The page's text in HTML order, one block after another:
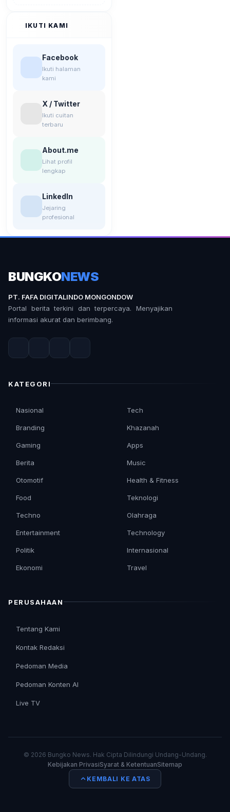
IKUTI KAMI
Facebook
Ikuti halaman
kami
X / Twitter
Ikuti cuitan
terbaru
About.me
Lihat profil
lengkap
LinkedIn
Jejaring
profesional
BUNGKONEWS
PT. FAFA DIGITALINDO MONGONDOW
Portal berita terkini dan terpercaya. Menyajikan
informasi akurat dan berimbang.
KATEGORI
Nasional
Branding
Gaming
Berita
Otomotif
Tech
Khazanah
Apps
Music
Health & Fitness
Food
Techno
Entertainment
Politik
Ekonomi
Teknologi
Olahraga
Technology
Internasional
Travel
PERUSAHAAN
Tentang Kami
Kontak Redaksi
Pedoman Media
Pedoman Konten AI
Live TV
© 2026 Bungko News. Hak Cipta Dilindungi Undang-Undang.
Kebijakan PrivasiSyarat & KetentuanSitemap
KEMBALI KE ATAS